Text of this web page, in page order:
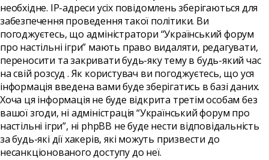
необхідне. IP-адреси усіх повідомлень зберігаються для
забезпечення проведення такої політики. Ви
погоджуєтесь, що адміністратори “Український форум
про настільні ігри” мають право видаляти, редагувати,
переносити та закривати будь-яку тему в будь-який час
на свій розсуд . Як користувач ви погоджуєтесь, що уся
інформація введена вами буде зберігатись в базі даних.
Хоча ця інформація не буде відкрита третім особам без
вашої згоди, ні адміністрація “Український форум про
настільні ігри”, ні phpBB не буде нести відповідальність
за будь-які дії хакерів, які можуть призвести до
несанкціонованого доступу до неї.